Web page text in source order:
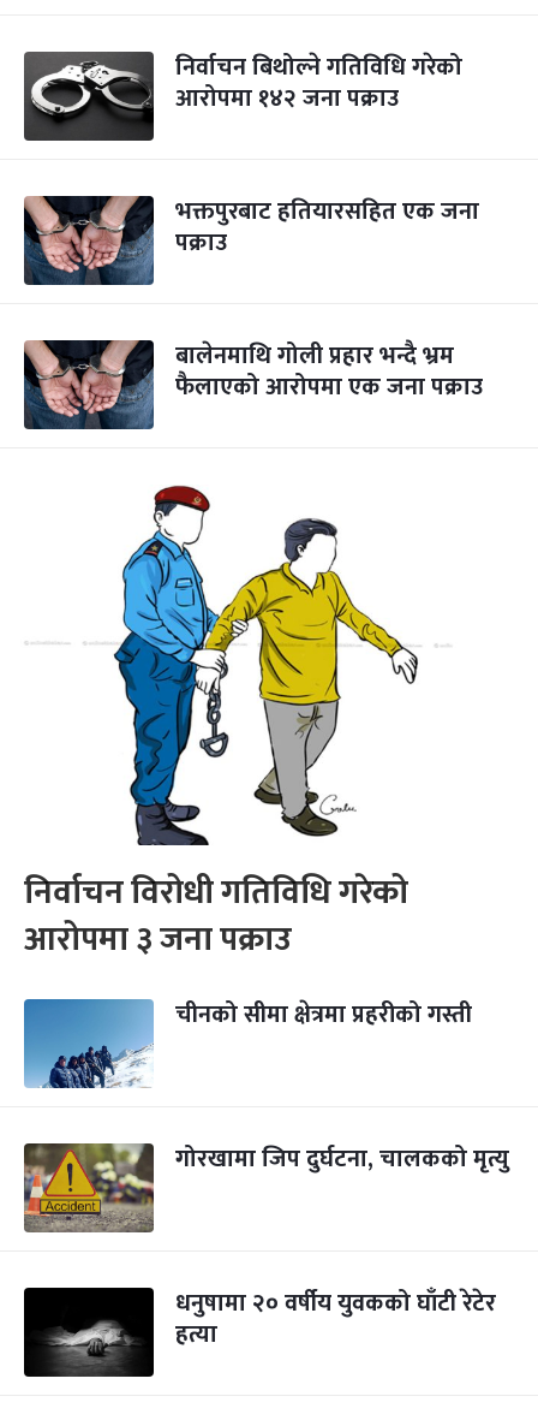
निर्वाचन बिथोल्ने गतिविधि गरेको
आरोपमा १४२ जना पक्राउ
भक्तपुरबाट हतियारसहित एक जना
पक्राउ
बालेनमाथि गोली प्रहार भन्दै भ्रम
फैलाएको आरोपमा एक जना पक्राउ
निर्वाचन विरोधी गतिविधि गरेको
आरोपमा ३ जना पक्राउ
चीनको सीमा क्षेत्रमा प्रहरीको गस्ती
गोरखामा जिप दुर्घटना, चालकको मृत्यु
धनुषामा २० वर्षीय युवकको घाँटी रेटेर
हत्या